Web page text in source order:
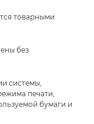
товарными
без
системы,
печати,
бумаги и